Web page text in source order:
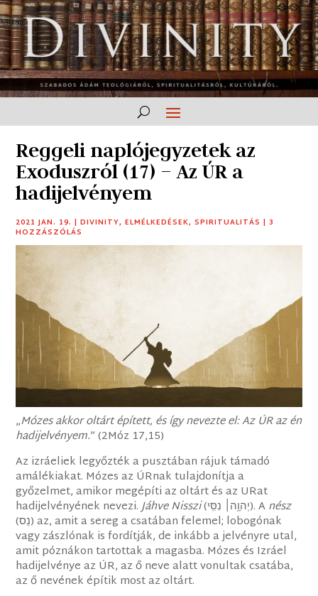
Reggeli naplójegyzetek az
Exoduszról (17) – Az ÚR a
hadijelvényem
2021 JAN. 19. |DIVINITY,ELMÉLKEDÉSEK,SPIRITUALITÁS |3
HOZZÁSZÓLÁS
„Mózes akkor oltárt épített, és így nevezte el: Az ÚR az én
hadijelvényem.” (2Móz 17,15)
Az izráeliek legyőzték a pusztában rájuk támadó
amálékiakat. Mózes az ÚRnak tulajdonítja a
győzelmet, amikor megépíti az oltárt és az URat
hadijelvényének nevezi.Jáhve Nisszi (‎יְהוָ֥ה׀ נִסִּֽי). Anész
(נֵס) az, amit a sereg a csatában felemel; lobogónak
vagy zászlónak is fordítják, de inkább a jelvényre utal,
amit póznákon tartottak a magasba. Mózes és Izráel
hadijelvénye az ÚR, az ő neve alatt vonultak csatába,
az ő nevének építik most az oltárt.